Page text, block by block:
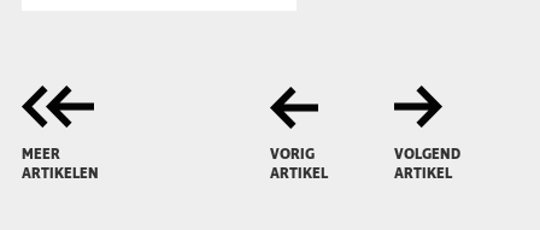
MEER
ARTIKELEN
VORIG
ARTIKEL
VOLGEND
ARTIKEL